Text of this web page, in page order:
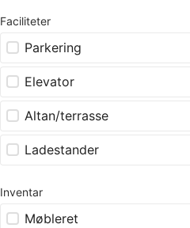
Faciliteter
Parkering
Elevator
Altan/terrasse
Ladestander
Inventar
Møbleret